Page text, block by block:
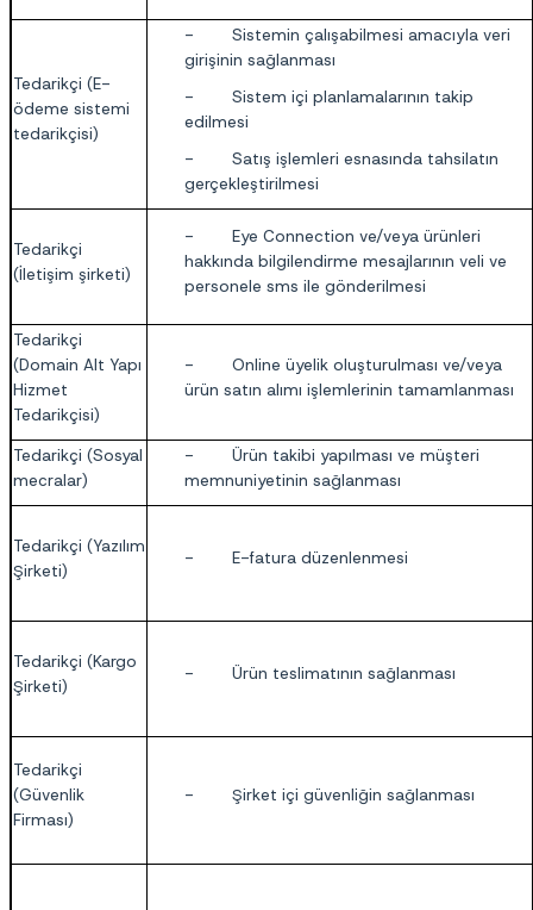
Tedarikçi (E-
ödeme sistemi
tedarikçisi)
- Sistemin çalışabilmesi amacıyla veri
girişinin sağlanması
- Sistem içi planlamalarının takip
edilmesi
- Satış işlemleri esnasında tahsilatın
gerçekleştirilmesi
Tedarikçi
(İletişim şirketi)
- Eye Connection ve/veya ürünleri
hakkında bilgilendirme mesajlarının veli ve
personele sms ile gönderilmesi
Tedarikçi
(Domain Alt Yapı
Hizmet
Tedarikçisi)
- Online üyelik oluşturulması ve/veya
ürün satın alımı işlemlerinin tamamlanması
Tedarikçi (Sosyal
mecralar)
- Ürün takibi yapılması ve müşteri
memnuniyetinin sağlanması
Tedarikçi (Yazılım
Şirketi)
- E-fatura düzenlenmesi
Tedarikçi (Kargo
Şirketi)
- Ürün teslimatının sağlanması
Tedarikçi
(Güvenlik
Firması)
- Şirket içi güvenliğin sağlanması